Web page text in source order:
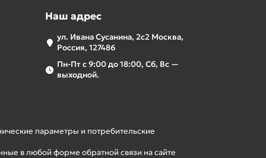
Наш адрес
ул. Ивана Сусанина, 2с2 Москва,
Россия, 127486
Пн-Пт с 9:00 до 18:00, Сб, Вс —
выходной.
параметры и потребительские
в любой форме обратной связи на сайте